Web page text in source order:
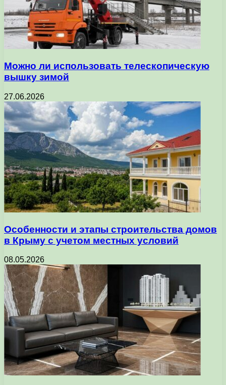
Можно ли использовать телескопическую
вышку зимой
27.06.2026
Особенности и этапы строительства домов
в Крыму с учетом местных условий
08.05.2026